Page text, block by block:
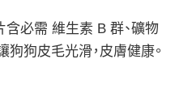
必需 維生素 B 群、礦物
狗狗皮毛光滑，皮膚健康。